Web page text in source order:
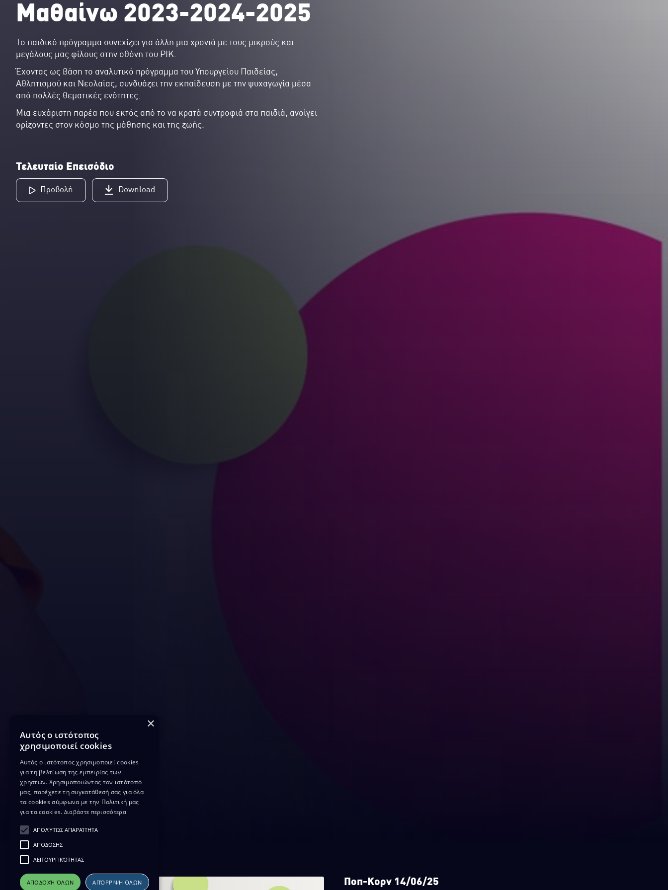
Μαθαίνω 2023-2024-2025
Το παιδικό πρόγραμμα συνεχίζει για άλλη μια χρονιά με τους μικρούς και
μεγάλους μας φίλους στην οθόνη του ΡΙΚ.
Έχοντας ως βάση το αναλυτικό πρόγραμμα του Υπουργείου Παιδείας,
Αθλητισμού και Νεολαίας, συνδυάζει την εκπαίδευση με την ψυχαγωγία μέσα
από πολλές θεματικές ενότητες.
Μια ευχάριστη παρέα που εκτός από το να κρατά συντροφιά στα παιδιά, ανοίγει
ορίζοντες στον κόσμο της μάθησης και της ζωής.
Τελευταίο Επεισόδιο
Προβολή Download
Ποπ-Κορν 14/06/25
×
Αυτός ο ιστότοπος
χρησιμοποιεί cookies
Αυτός ο ιστότοπος χρησιμοποιεί cookies
για τη βελτίωση της εμπειρίας των
χρηστών. Χρησιμοποιώντας τον ιστότοπό
μας, παρέχετε τη συγκατάθεσή σας για όλα
τα cookies σύμφωνα με την Πολιτική μας
για τα cookies. Διαβάστε περισσότερα
ΑΠΟΛΎΤΩΣ ΑΠΑΡΑΊΤΗΤΑ
ΑΠΌΔΟΣΗΣ
ΛΕΙΤΟΥΡΓΙΚΌΤΗΤΑΣ
ΑΠΟΔΟΧΉ ΌΛΩΝ ΑΠΌΡΡΙΨΗ ΌΛΩΝ